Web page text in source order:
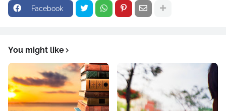
Facebook
You might like